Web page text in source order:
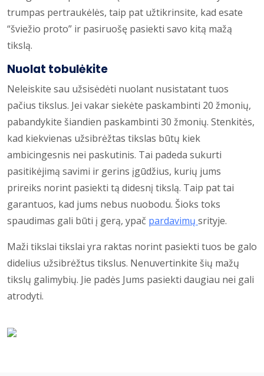
trumpas pertraukėlės, taip pat užtikrinsite, kad esate
“šviežio proto” ir pasiruošę pasiekti savo kitą mažą
tikslą.
Nuolat tobulėkite
Neleiskite sau užsisėdėti nuolant nusistatant tuos
pačius tikslus. Jei vakar siekėte paskambinti 20 žmonių,
pabandykite šiandien paskambinti 30 žmonių. Stenkitės,
kad kiekvienas užsibrėžtas tikslas būtų kiek
ambicingesnis nei paskutinis. Tai padeda sukurti
pasitikėjimą savimi ir gerins įgūdžius, kurių jums
prireiks norint pasiekti tą didesnį tikslą. Taip pat tai
garantuos, kad jums nebus nuobodu. Šioks toks
spaudimas gali būti į gerą, ypač pardavimų srityje.
Maži tikslai tikslai yra raktas norint pasiekti tuos be galo
didelius užsibrėžtus tikslus. Nenuvertinkite šių mažų
tikslų galimybių. Jie padės Jums pasiekti daugiau nei gali
atrodyti.